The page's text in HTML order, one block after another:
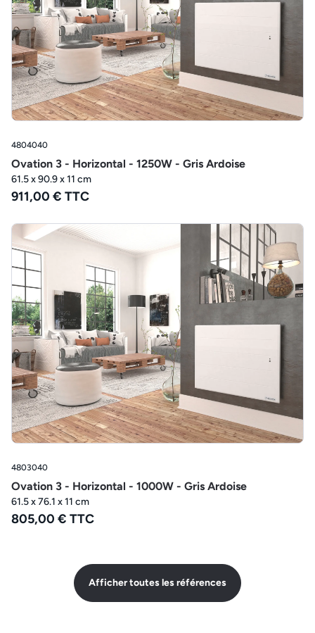
4804040
Ovation 3 - Horizontal - 1250W - Gris Ardoise
61.5 x 90.9 x 11 cm
911,00 € TTC
4803040
Ovation 3 - Horizontal - 1000W - Gris Ardoise
61.5 x 76.1 x 11 cm
805,00 € TTC
Afficher toutes les références